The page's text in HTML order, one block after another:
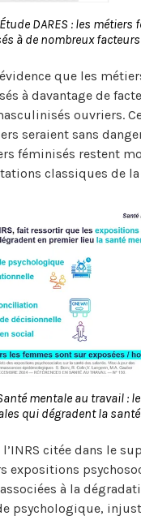
DARES : les métiers
à de nombreux
évidence que les
à davantage de
ouvriers.
seraient sans
féminisés restent
classiques de
mentale au travail :
qui dégradent la
citée dans le
expositions
à la
psychologique,